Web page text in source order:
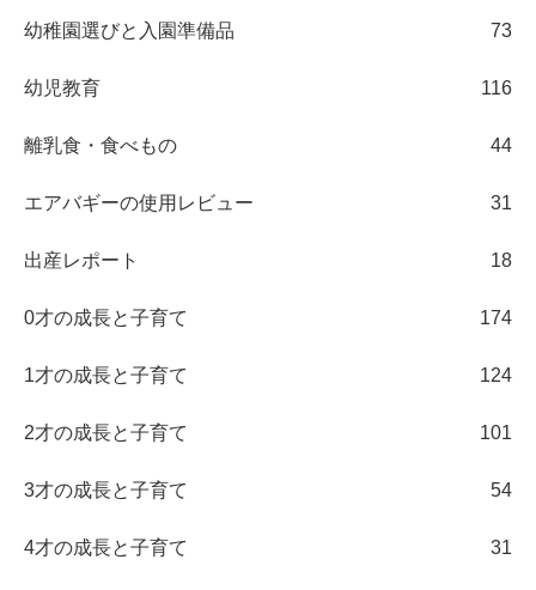
幼稚園選びと入園準備品 73
幼児教育 116
離乳食・食べもの 44
エアバギーの使用レビュー 31
出産レポート 18
0才の成長と子育て 174
1才の成長と子育て 124
2才の成長と子育て 101
3才の成長と子育て 54
4才の成長と子育て 31